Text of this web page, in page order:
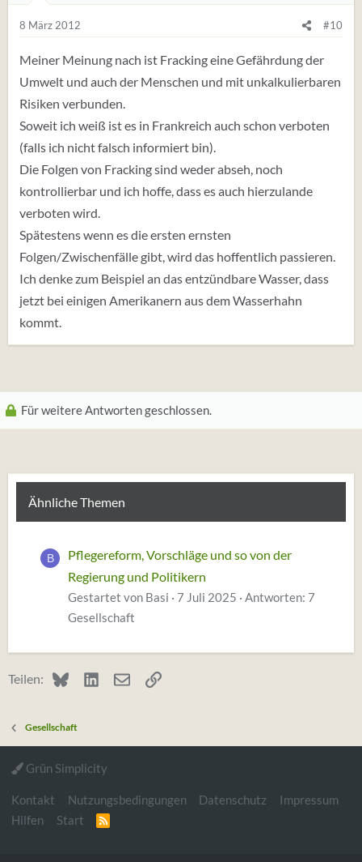
8 März 2012 #10
Meiner Meinung nach ist Fracking eine Gefährdung der
Umwelt und auch der Menschen und mit unkalkulierbaren
Risiken verbunden.
Soweit ich weiß ist es in Frankreich auch schon verboten
(falls ich nicht falsch informiert bin).
Die Folgen von Fracking sind weder abseh, noch
kontrollierbar und ich hoffe, dass es auch hierzulande
verboten wird.
Spätestens wenn es die ersten ernsten
Folgen/Zwischenfälle gibt, wird das hoffentlich passieren.
Ich denke zum Beispiel an das entzündbare Wasser, dass
jetzt bei einigen Amerikanern aus dem Wasserhahn
kommt.
Für weitere Antworten geschlossen.
Ähnliche Themen
B
Pflegereform, Vorschläge und so von der
Regierung und Politikern
Gestartet von Basi 7 Juli 2025
Antworten: 7
Gesellschaft
Teilen: BlueskyLinkedInE-MailLink
Gesellschaft
Grün Simplicity
Kontakt Nutzungsbedingungen Datenschutz
Impressum
Hilfen
Start
R